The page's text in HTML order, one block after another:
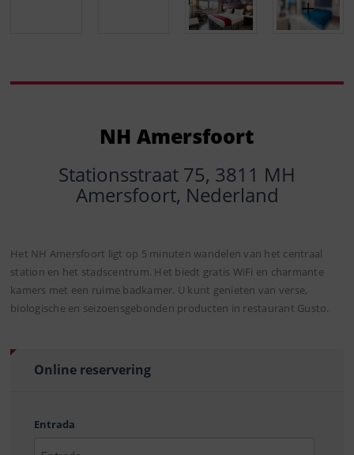
NH Amersfoort
Stationsstraat 75, 3811 MH
Amersfoort, Nederland
Het NH Amersfoort ligt op 5 minuten wandelen van het centraal
station en het stadscentrum. Het biedt gratis WiFi en charmante
kamers met een ruime badkamer. U kunt genieten van verse,
biologische en seizoensgebonden producten in restaurant Gusto.
Online reservering
Entrada